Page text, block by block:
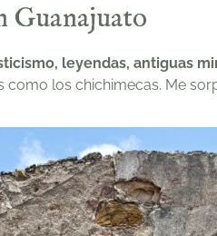
Guanajuato
leyendas, antiguas
los chichimecas. Me